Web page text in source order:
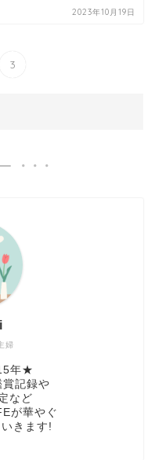
2023年10月19日
3
婦
年★
賞記録や
など
が華やぐ
きます!